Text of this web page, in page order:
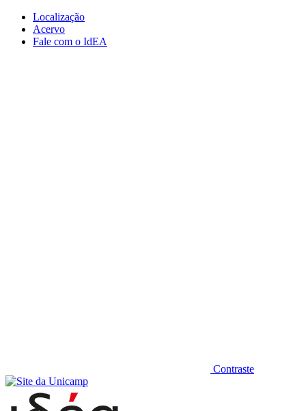
Conteúdo principal
Localização
Acervo
Fale com o IdEA
Contraste